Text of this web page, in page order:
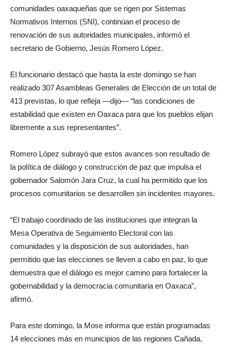
comunidades oaxaqueñas que se rigen por Sistemas
Normativos Internos (SNI), continúan el proceso de
renovación de sus autoridades municipales, informó el
secretario de Gobierno, Jesús Romero López.
El funcionario destacó que hasta la este domingo se han
realizado 307 Asambleas Generales de Elección de un total de
413 previstas, lo que refleja —dijo— “las condiciones de
estabilidad que existen en Oaxaca para que los pueblos elijan
libremente a sus representantes”.
Romero López subrayó que estos avances son resultado de
la política de diálogo y construcción de paz que impulsa el
gobernador Salomón Jara Cruz, la cual ha permitido que los
procesos comunitarios se desarrollen sin incidentes mayores.
“El trabajo coordinado de las instituciones que integran la
Mesa Operativa de Seguimiento Electoral con las
comunidades y la disposición de sus autoridades, han
permitido que las elecciones se lleven a cabo en paz, lo que
demuestra que el diálogo es mejor camino para fortalecer la
gobernabilidad y la democracia comunitaria en Oaxaca”,
afirmó.
Para este domingo, la Mose informa que están programadas
14 elecciones más en municipios de las regiones Cañada,